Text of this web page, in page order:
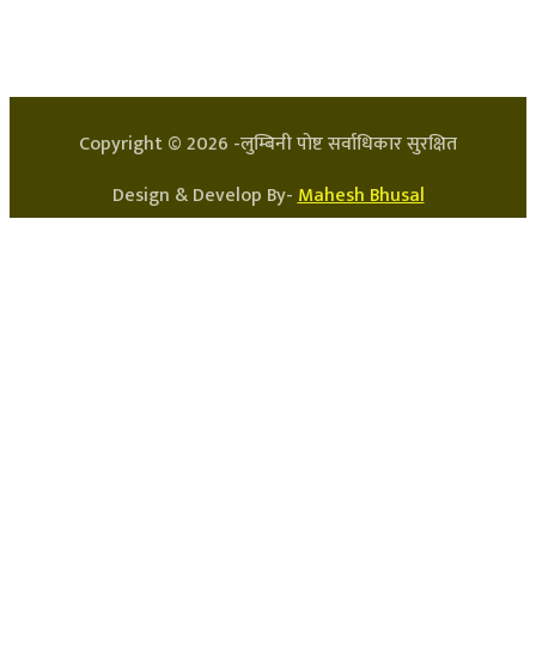
Copyright ©2026 -लुम्बिनी पोष्ट सर्वाधिकार सुरक्षित
Design & Develop By-Mahesh Bhusal